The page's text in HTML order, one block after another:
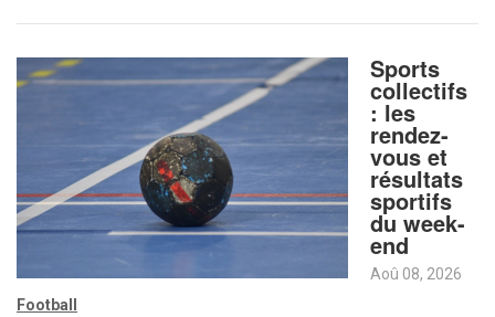
Sports
collectifs
: les
rendez-
vous et
résultats
sportifs
du week-
end
Aoû 08, 2026
Football